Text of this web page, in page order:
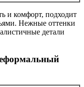
и комфорт, подходит
Нежные оттенки
детали